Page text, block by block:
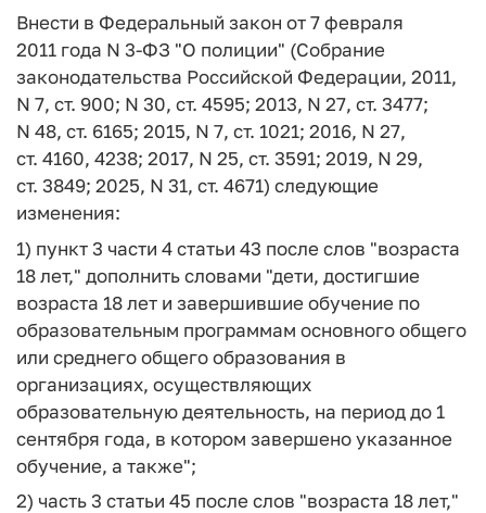
Внести в Федеральный закон от 7 февраля
2011 года N 3-ФЗ "О полиции" (Собрание
законодательства Российской Федерации, 2011,
N 7, ст. 900; N 30, ст. 4595; 2013, N 27, ст. 3477;
N 48, ст. 6165; 2015, N 7, ст. 1021; 2016, N 27,
ст. 4160, 4238; 2017, N 25, ст. 3591; 2019, N 29,
ст. 3849; 2025, N 31, ст. 4671) следующие
изменения:
1) пункт 3 части 4 статьи 43 после слов "возраста
18 лет," дополнить словами "дети, достигшие
возраста 18 лет и завершившие обучение по
образовательным программам основного общего
или среднего общего образования в
организациях, осуществляющих
образовательную деятельность, на период до 1
сентября года, в котором завершено указанное
обучение, а также";
2) часть 3 статьи 45 после слов "возраста 18 лет,"